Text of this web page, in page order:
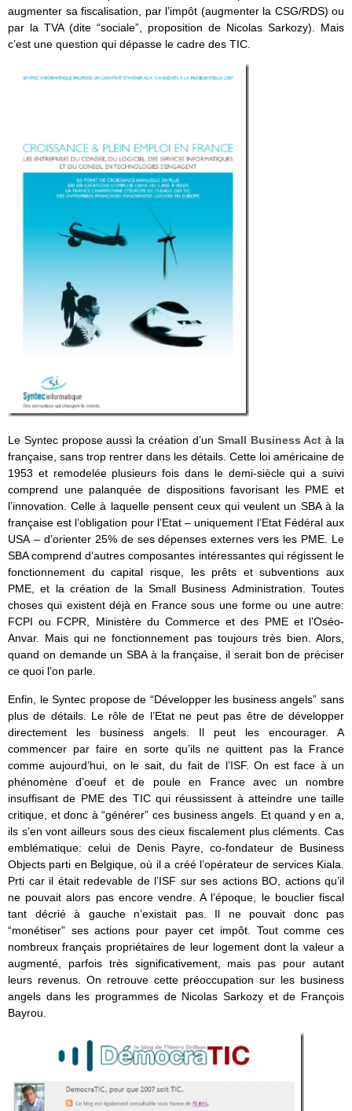
augmenter sa fiscalisation, par l’impôt (augmenter la CSG/RDS) ou
par la TVA (dite “sociale”, proposition de Nicolas Sarkozy). Mais
c’est une question qui dépasse le cadre des TIC.
Le Syntec propose aussi la création d’un Small Business Act à la
française, sans trop rentrer dans les détails. Cette loi américaine de
1953 et remodelée plusieurs fois dans le demi-siècle qui a suivi
comprend une palanquée de dispositions favorisant les PME et
l’innovation. Celle à laquelle pensent ceux qui veulent un SBA à la
française est l’obligation pour l’Etat – uniquement l’Etat Fédéral aux
USA – d’orienter 25% de ses dépenses externes vers les PME. Le
SBA comprend d’autres composantes intéressantes qui régissent le
fonctionnement du capital risque, les prêts et subventions aux
PME, et la création de la Small Business Administration. Toutes
choses qui existent déjà en France sous une forme ou une autre:
FCPI ou FCPR, Ministère du Commerce et des PME et l’Oséo-
Anvar. Mais qui ne fonctionnement pas toujours très bien. Alors,
quand on demande un SBA à la française, il serait bon de préciser
ce quoi l’on parle.
Enfin, le Syntec propose de “Développer les business angels” sans
plus de détails. Le rôle de l’Etat ne peut pas être de développer
directement les business angels. Il peut les encourager. A
commencer par faire en sorte qu’ils ne quittent pas la France
comme aujourd’hui, on le sait, du fait de l’ISF. On est face à un
phénomène d’oeuf et de poule en France avec un nombre
insuffisant de PME des TIC qui réussissent à atteindre une taille
critique, et donc à “générer” ces business angels. Et quand y en a,
ils s’en vont ailleurs sous des cieux fiscalement plus cléments. Cas
emblématique: celui de Denis Payre, co-fondateur de Business
Objects parti en Belgique, où il a créé l’opérateur de services Kiala.
Prti car il était redevable de l’ISF sur ses actions BO, actions qu’il
ne pouvait alors pas encore vendre. A l’époque, le bouclier fiscal
tant décrié à gauche n’existait pas. Il ne pouvait donc pas
“monétiser” ses actions pour payer cet impôt. Tout comme ces
nombreux français propriétaires de leur logement dont la valeur a
augmenté, parfois très significativement, mais pas pour autant
leurs revenus. On retrouve cette préoccupation sur les business
angels dans les programmes de Nicolas Sarkozy et de François
Bayrou.